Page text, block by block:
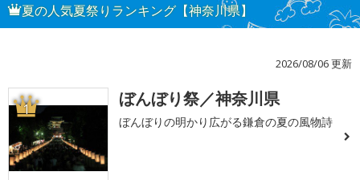
夏の人気夏祭りランキング【神奈川県】
2026/08/06 更新
1 ぼんぼり祭／神奈川県
ぼんぼりの明かり広がる鎌倉の夏の風物詩